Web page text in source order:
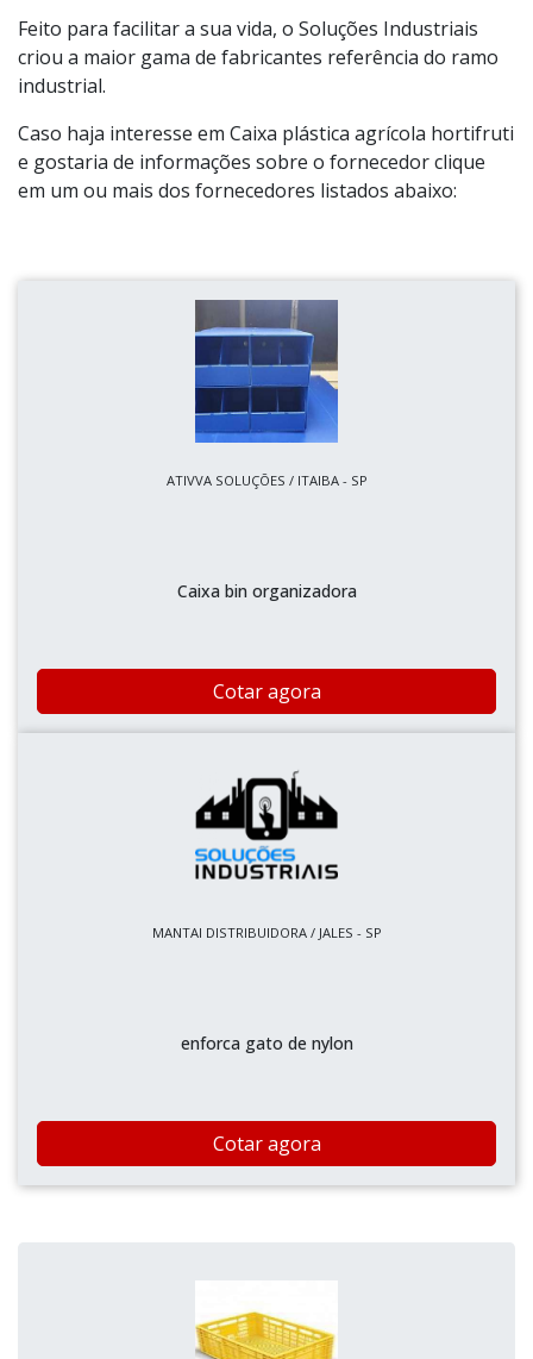
Feito para facilitar a sua vida, o Soluções Industriais
criou a maior gama de fabricantes referência do ramo
industrial.
Caso haja interesse em Caixa plástica agrícola hortifruti
e gostaria de informações sobre o fornecedor clique
em um ou mais dos fornecedores listados abaixo:
ATIVVA SOLUÇÕES / ITAIBA - SP
Caixa bin organizadora
Cotar agora
MANTAI DISTRIBUIDORA / JALES - SP
enforca gato de nylon
Cotar agora